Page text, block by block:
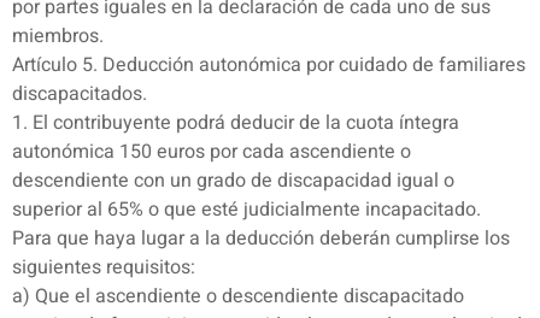
por partes iguales en la declaración de cada uno de sus
miembros.
Artículo 5. Deducción autonómica por cuidado de familiares
discapacitados.
1. El contribuyente podrá deducir de la cuota íntegra
autonómica 150 euros por cada ascendiente o
descendiente con un grado de discapacidad igual o
superior al 65% o que esté judicialmente incapacitado.
Para que haya lugar a la deducción deberán cumplirse los
siguientes requisitos:
a) Que el ascendiente o descendiente discapacitado